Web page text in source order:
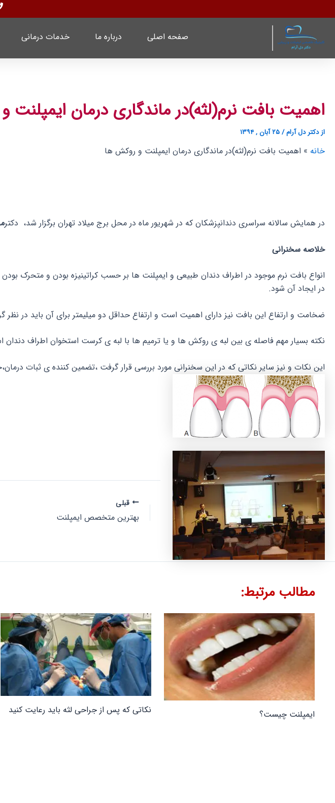
به
صفحه اصلی درباره ما خدمات درمانی
اهمیت بافت نرم(لثه)در ماندگاری درمان
از دکتر دل آرام/۲۵ آبان , ۱۳۹۴
خانه اهمیت بافت نرم(لثه)در ماندگاری درمان ایمپلنت و روکش ها
در همایش سالانه سراسری دندانپزشکان که در شهریور ماه در محل برج میلاد تهران برگزار شد، دکتر
خلاصه سخنرانی
انواع بافت نرم موجود در اطراف دندان طبیعی و ایمپلنت ها بر حسب کراتینیزه بودن و متحرک
در ایجاد آن شود.
ضخامت و ارتفاع این بافت نیز دارای اهمیت است و ارتفاع حداقل دو میلیمتر برای آن باید در نظر
نکته بسیار مهم فاصله ی بین لبه ی روکش ها و یا ترمیم ها با لبه ی کرست استخوان اطراف دندان
این نکات و نیز سایر نکاتی که در این سخنرانی مورد بررسی قرار گرفت ،تضمین کننده ی ثبات
نوشته
قبلی
بهترین متخصص ایمپلنت
مطالب مرتبط:
ایمپلنت چیست؟ نکاتی که پس از جراحی لثه باید رعایت کنید